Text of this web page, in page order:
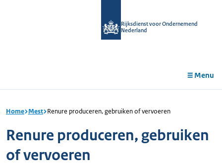
Rijksdienst voor Ondernemend
Nederland
Menu
Home Mest Renure produceren, gebruiken of vervoeren
Renure produceren, gebruiken
of vervoeren